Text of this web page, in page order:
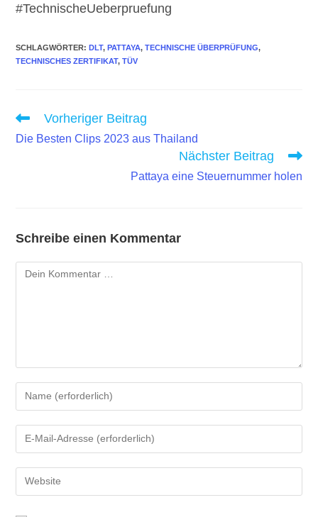
#TechnischeUeberpruefung
SCHLAGWÖRTER:DLT, PATTAYA, TECHNISCHE ÜBERPRÜFUNG,
TECHNISCHES ZERTIFIKAT, TÜV
Weitere
ansehen
Vorheriger Beitrag
Die Besten Clips 2023 aus Thailand
Nächster Beitrag
Pattaya eine Steuernummer holen
Schreibe einen Kommentar
Kommentar
Gib
deinen
Namen
oder
zum
Kommentieren
ein
Gib
deine
E-
Mail-
Gib
deine